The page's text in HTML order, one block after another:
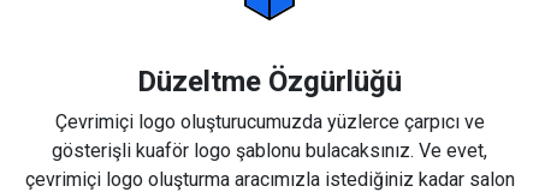
Düzeltme Özgürlüğü
Çevrimiçi logo oluşturucumuzda yüzlerce çarpıcı ve
gösterişli kuaför logo şablonu bulacaksınız. Ve evet,
çevrimiçi logo oluşturma aracımızla istediğiniz kadar salon